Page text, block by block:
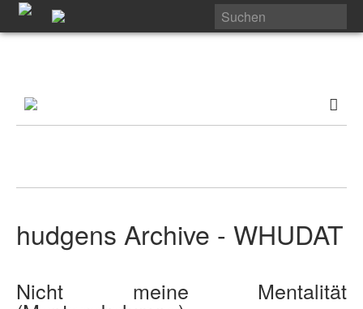
hudgens Archive - WHUDAT
Nicht meine Mentalität